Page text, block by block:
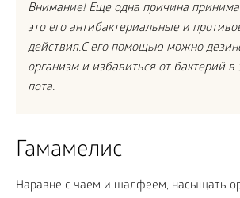
Внимание! Еще одна причина
это его антибактериальные и
действия.С его помощью можно
организм и избавиться от бактерий в
пота.
Гамамелис
Наравне с чаем и шалфеем, насыщать